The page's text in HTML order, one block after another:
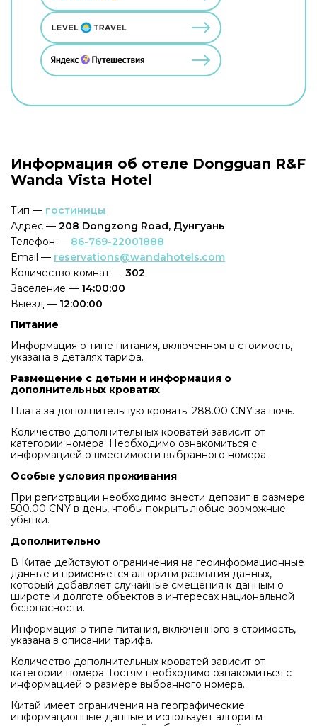
Информация об отеле Dongguan R&F
Wanda Vista Hotel
Тип — гостиницы
Адрес — 208 Dongzong Road, Дунгуань
Телефон — 86-769-22001888
Email — reservations@wandahotels.com
Количество комнат — 302
Заселение — 14:00:00
Выезд — 12:00:00
Питание
Информация о типе питания, включенном в стоимость,
указана в деталях тарифа.
Размещение с детьми и информация о
дополнительных кроватях
Плата за дополнительную кровать: 288.00 CNY за ночь.
Количество дополнительных кроватей зависит от
категории номера. Необходимо ознакомиться с
информацией о вместимости выбранного номера.
Особые условия проживания
При регистрации необходимо внести депозит в размере
500.00 CNY в день, чтобы покрыть любые возможные
убытки.
Дополнительно
В Китае действуют ограничения на геоинформационные
данные и применяется алгоритм размытия данных,
который добавляет случайные смещения к данным о
широте и долготе объектов в интересах национальной
безопасности.
Информация о типе питания, включённого в стоимость,
указана в описании тарифа.
Количество дополнительных кроватей зависит от
категории номера. Гостям необходимо ознакомиться с
информацией о размере выбранного номера.
Китай имеет ограничения на географические
информационные данные и использует алгоритм